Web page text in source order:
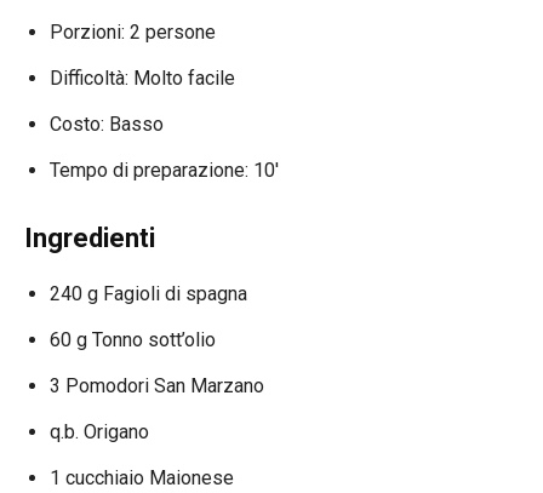
Porzioni: 2 persone
Difficoltà: Molto facile
Costo: Basso
Tempo di preparazione: 10′
Ingredienti
240 g Fagioli di spagna
60 g Tonno sott’olio
3 Pomodori San Marzano
q.b. Origano
1 cucchiaio Maionese